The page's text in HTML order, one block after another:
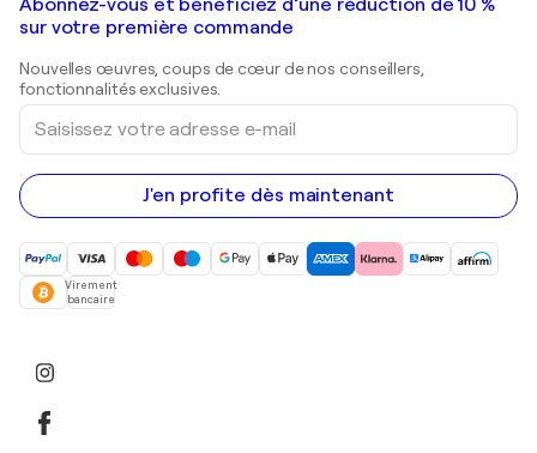
Shepard Fairey
Peintures de paysage
Estampes
Peintures acryliques
Galeries d'art en France
Galeries d'art en Belgique
Abonnez-vous et bénéficiez d’une réduction de 10 %
sur votre première commande
Nouvelles œuvres, coups de cœur de nos conseillers,
fonctionnalités exclusives.
Saisissez
votre
adresse
e-
mail
J'en profite dès maintenant
Virement
bancaire